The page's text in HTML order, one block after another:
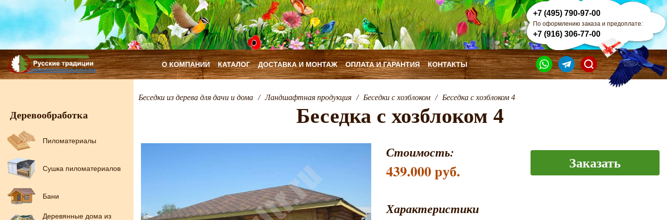
О КОМПАНИИ ДОСТАВКА И МОНТАЖ ОПЛАТА И ГАРАНТИЯ КОНТАКТЫ
КАТАЛОГ
+7 (495) 790-97-00
По оформлению заказа и предоплате:
+7 (916) 306-77-00
Деревообработка
Пиломатериалы
Сушка пиломатериалов
Бани
Деревянные дома из
Беседки из дерева для дачи и дома / Ландшафтная продукция / Беседки с хозблоком / Беседка с хозблоком 4
Беседка с хозблоком 4
Стоимость:
439.000 руб. Заказать
Характеристики